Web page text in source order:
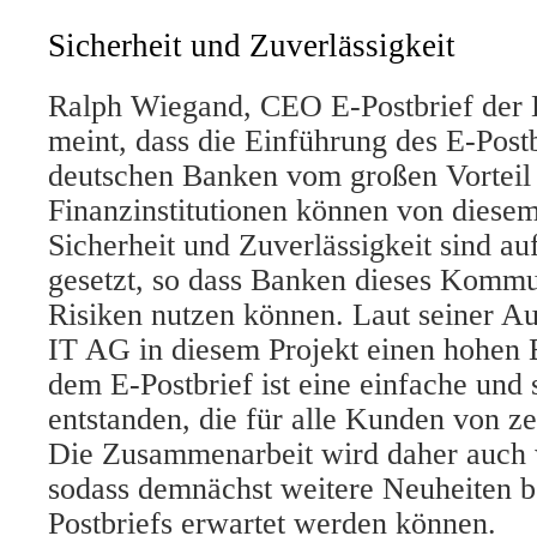
Sicherheit und Zuverlässigkeit
Ralph Wiegand, CEO E-Postbrief der
meint, dass die Einführung des E-
deutschen Banken vom großen
Finanzinstitutionen können von
Sicherheit und Zuverlässigkeit sind
gesetzt, so dass Banken dieses
Risiken nutzen können. Laut seiner
IT AG in diesem Projekt einen hohen
dem E-Postbrief ist eine einfache und
entstanden, die für alle Kunden von
Die Zusammenarbeit wird daher
sodass demnächst weitere Neuheiten
Postbriefs erwartet werden können.